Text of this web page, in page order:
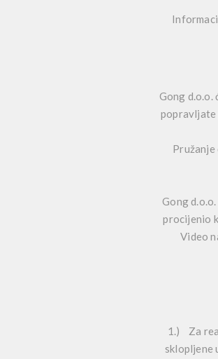
Gong
popravljate
Gong
procijenio
Video
1.) Za
sklopljene